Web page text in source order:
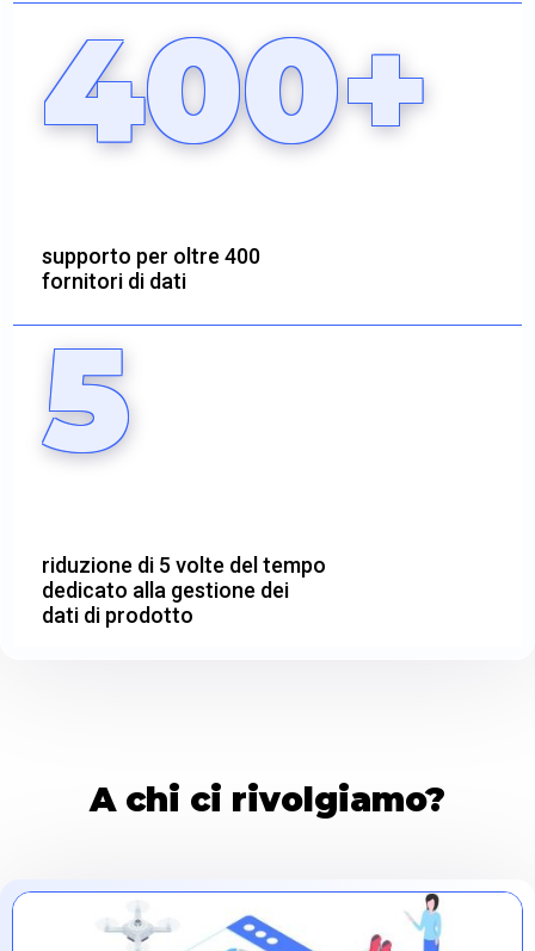
400+
supporto per oltre 400
fornitori di dati
5
riduzione di 5 volte del tempo
dedicato alla gestione dei
dati di prodotto
A chi ci rivolgiamo?